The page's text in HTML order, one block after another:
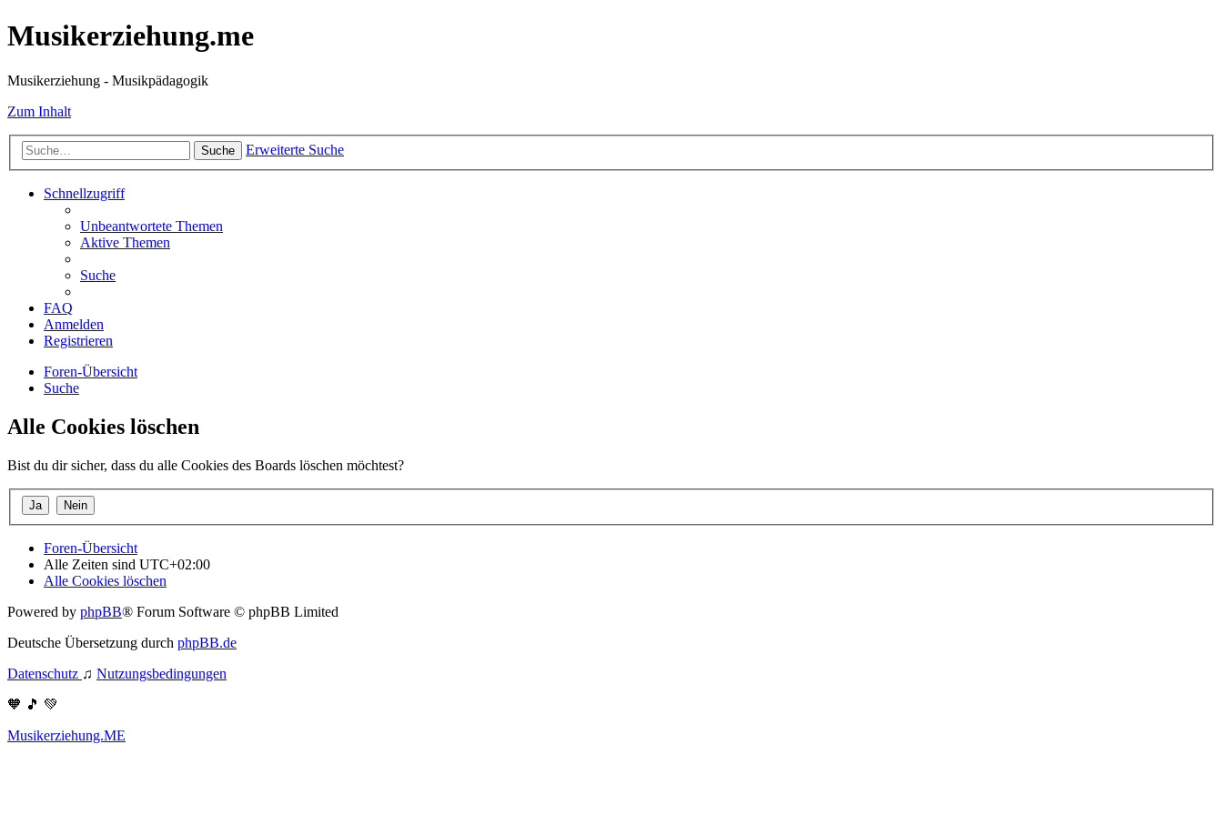
Musikerziehung.me
Musikerziehung - Musikpädagogik
Zum Inhalt
Suche Erweiterte Suche
Schnellzugriff
Unbeantwortete Themen
Aktive Themen
Suche
FAQ
Anmelden
Registrieren
Foren-Übersicht
Suche
Alle Cookies löschen
Bist du dir sicher, dass du alle Cookies des Boards löschen möchtest?
Foren-Übersicht
Alle Zeiten sind UTC+02:00
Alle Cookies löschen
Powered by phpBB® Forum Software © phpBB Limited
Deutsche Übersetzung durch phpBB.de
Datenschutz ♫ Nutzungsbedingungen
🧡 🎵 💚
Musikerziehung.ME